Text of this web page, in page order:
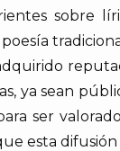
sobre
ya sean
ser
esta